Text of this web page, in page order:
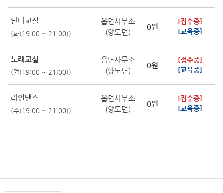
난타교실
(화(19:00 ~ 21:00))
읍면사무소
(양도면)
0원
[접수중]
[교육중]
노래교실
(월(19:00 ~ 21:00))
읍면사무소
(양도면)
0원
[접수중]
[교육중]
라인댄스
(수(19:00 ~ 21:00))
읍면사무소
(양도면)
0원
[접수중]
[교육중]